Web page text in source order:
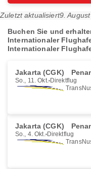
Zuletzt aktualisiert9.
Buchen Sie und
Internationaler
Internationaler
Jakarta (CGK)
So., 11. Okt. Direktflug
Jakarta (CGK)
So., 4. Okt. Direktflug